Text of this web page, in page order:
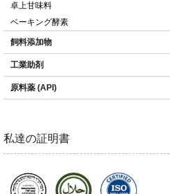
卓上甘味料
ベーキング酵素
飼料添加物
工業助剤
原料薬 (API)
私達の証明書